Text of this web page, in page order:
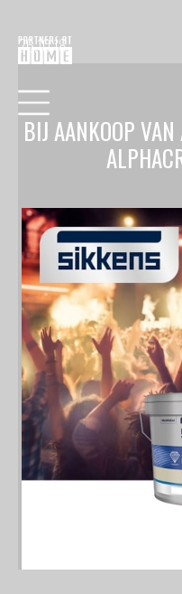
HOME
COLLECTIE
VERF
BEHANG
RAAMDECORATIE
VLOEREN
GLAS
BUITENZONWERING
MEUBELS
26.10.18
BIJ AANKOOP